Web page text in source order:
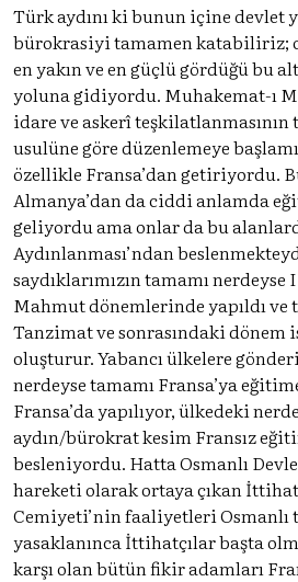
Türk aydını ki bunun içine devlet
bürokrasiyi tamamen katabiliriz;
en yakın ve en güçlü gördüğü bu
yoluna gidiyordu. Muhakemat-ı
idare ve askerî teşkilatlanmasının
usulüne göre düzenlemeye
özellikle Fransa’dan getiriyordu.
Almanya’dan da ciddi anlamda
geliyordu ama onlar da bu
Aydınlanması’ndan
saydıklarımızın tamamı
Mahmut dönemlerinde yapıldı ve
Tanzimat ve sonrasındaki
oluşturur. Yabancı ülkelere
nerdeyse tamamı Fransa’ya
Fransa’da yapılıyor, ülkedeki
aydın/bürokrat kesim Fransız
besleniyordu. Hatta Osmanlı
hareketi olarak ortaya çıkan
Cemiyeti’nin faaliyetleri Osmanlı
yasaklanınca İttihatçılar başta
karşı olan bütün fikir adamları